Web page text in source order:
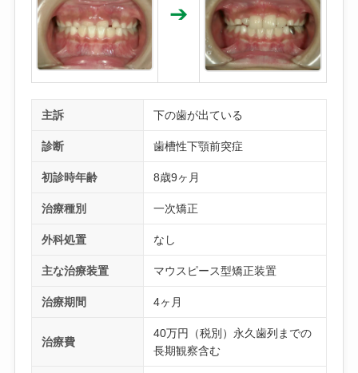
➔
主訴 下の歯が出ている
診断 歯槽性下顎前突症
初診時年齢 8歳9ヶ月
治療種別 一次矯正
外科処置 なし
主な治療装置 マウスピース型矯正装置
治療期間 4ヶ月
治療費
40万円（税別）永久歯列までの
長期観察含む